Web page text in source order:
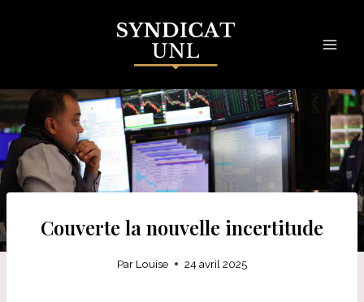
Couverte la nouvelle incertitude
Par Louise 24 avril 2025